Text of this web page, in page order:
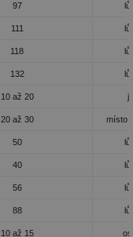
97
111
118
132
10 až 20
20 až 30 místo
50
40
56
88
10 až 15